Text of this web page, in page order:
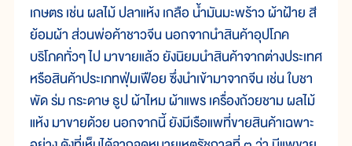
เกษตร เช่น ผลไม้ ปลาแห้ง เกลือ น้ำมันมะพร้าว ผ้าฝ้าย สี
ย้อมผ้า ส่วนพ่อค้าชาวจีน นอกจากนำสินค้าอุปโภค
บริโภคทั่วๆ ไป มาขายแล้ว ยังนิยมนำสินค้าจากต่างประเทศ
หรือสินค้าประเภทฟุ่มเฟือย ซึ่งนำเข้ามาจากจีน เช่น ใบชา
พัด ร่ม กระดาษ ธูป ผ้าไหม ผ้าแพร เครื่องถ้วยชาม ผลไม้
แห้ง มาขายด้วย นอกจากนี้ ยังมีเรือแพที่ขายสินค้าเฉพาะ